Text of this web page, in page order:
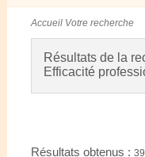
Accueil Votre recherche
Résultats de la
Efficacité
Résultats obtenus : 39